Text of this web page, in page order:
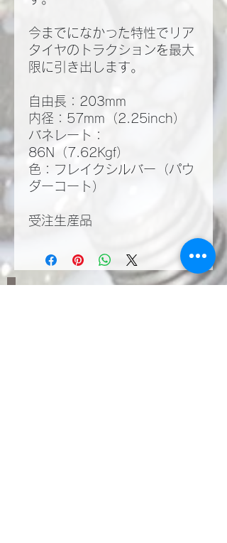
今までになかった特性でリア
タイヤのトラクションを最大
限に引き出します。
自由長：203mm
内径：57mm（2.25inch）
バネレート：
86N（7.62Kgf）
色：フレイクシルバー（パウ
ダーコート）
受注生産品